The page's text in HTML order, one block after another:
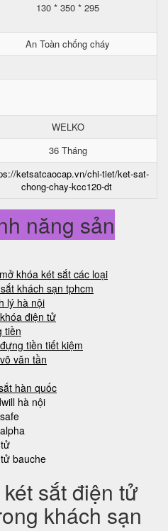
130 * 350 * 295
An Toàn chống cháy
WELKO
36 Tháng
ketsatcaocap.vn/chi-tiet/ket-sat-
chong-chay-kcc120-dt
năng sản
khóa két sắt các loại
khách sạn tphcm
lý hà nội
điện tử
tiền
tiền tiết kiệm
văn tần
hàn quốc
hà nội
bauche
sắt điện tử
khách sạn